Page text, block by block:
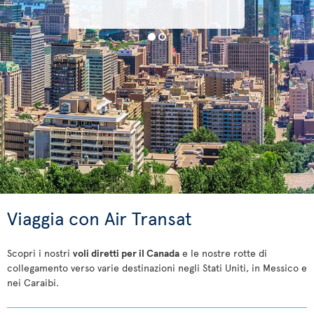
Viaggia con Air Transat
Scopri i nostri voli diretti per il Canada e le nostre rotte di
collegamento verso varie destinazioni negli Stati Uniti, in Messico e
nei Caraibi.